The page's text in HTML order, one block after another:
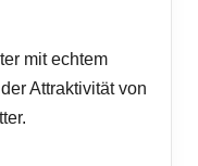
mit echtem
Attraktivität von